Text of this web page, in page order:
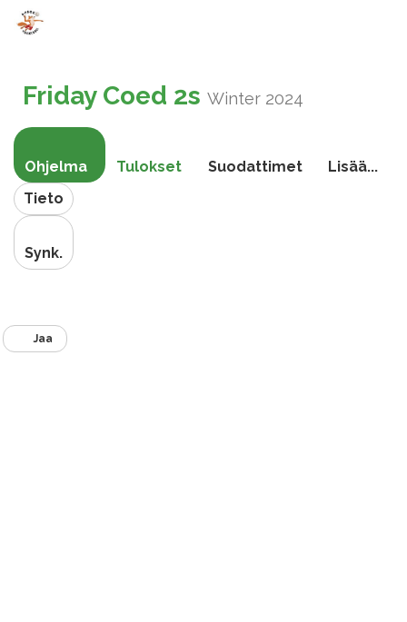
Friday Coed 2s Winter 2024
Ohjelma Tulokset Suodattimet
Lisää...
Tieto
Synk.
Jaa